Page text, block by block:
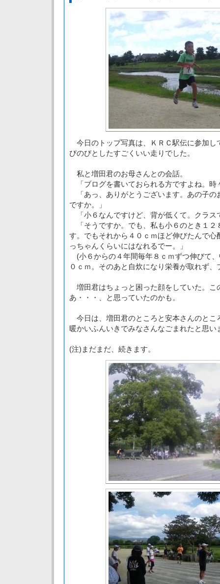
今日のトップ写真は、ＫＲＣ駅伝に参加し
びのびとしたすごくいい走りでした。
私と増田君のお母さんとの会話。
「ブログを書いておられる方ですよね。時
「あっ、ありがとうございます。あの子の
ですか。」
「小６なんですけど、背が低くて。クラス
「そうですか。でも、私も小６のとき１２
す。でもそれから４０ｃｍほど伸びたんで心
っちゃんくらいにはなれるでー。」
(小６からの４年間毎年８ｃｍずつ伸びて
０ｃｍ。そのあと自炊になり栄養が取れず
増田君はちょっと困った顔をしていた。こ
あ・・・、と思っていたのかも。
今日は、増田君のところと安本さんのとこ
暖かいふんいきでみなさんなごまれたと思い
(注)まだまだ、続きます。